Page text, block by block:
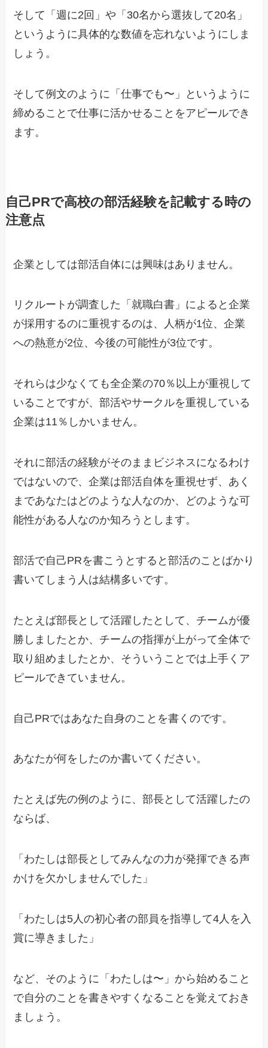
そして「週に2回」や「30名から選抜して20名」
というように具体的な数値を忘れないようにしま
しょう。
そして例文のように「仕事でも〜」というように
締めることで仕事に活かせることをアピールでき
ます。
自己PRで高校の部活経験を記載する時の
注意点
企業としては部活自体には興味はありません。
リクルートが調査した「就職白書」によると企業
が採用するのに重視するのは、人柄が1位、企業
への熱意が2位、今後の可能性が3位です。
それらは少なくても全企業の70％以上が重視して
いることですが、部活やサークルを重視している
企業は11％しかいません。
それに部活の経験がそのままビジネスになるわけ
ではないので、企業は部活自体を重視せず、あく
まであなたはどのような人なのか、どのような可
能性がある人なのか知ろうとします。
部活で自己PRを書こうとすると部活のことばかり
書いてしまう人は結構多いです。
たとえば部長として活躍したとして、チームが優
勝しましたとか、チームの指揮が上がって全体で
取り組めましたとか、そういうことでは上手くア
ピールできていません。
自己PRではあなた自身のことを書くのです。
あなたが何をしたのか書いてください。
たとえば先の例のように、部長として活躍したの
ならば、
「わたしは部長としてみんなの力が発揮できる声
かけを欠かしませんでした」
「わたしは5人の初心者の部員を指導して4人を入
賞に導きました」
など、そのように「わたしは〜」から始めること
で自分のことを書きやすくなることを覚えておき
ましょう。